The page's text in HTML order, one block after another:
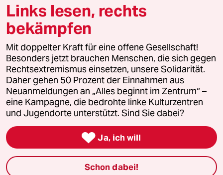
© 2026 taz Verlags und Vertriebs GmbH
Alle Rechte vorbehalten. Bei rechtlichen Fragen oder für Genehmigungen
wenden Sie sich bitte an
lizenzen@taz.de
Feedback Redaktionsstatut Kommune-Richtlinien
Leitlinie Informant Datenschutz Impressum AGB
Seitenwende Einwilligungen widerrufen (Ads)
Links lesen, rechts
bekämpfen
Mit doppelter Kraft für eine offene Gesellschaft!
Besonders jetzt brauchen Menschen, die sich gegen
Rechtsextremismus einsetzen, unsere Solidarität.
Daher gehen 50 Prozent der Einnahmen aus
Neuanmeldungen an „Alles beginnt im Zentrum“ –
eine Kampagne, die bedrohte linke Kulturzentren
und Jugendorte unterstützt. Sind Sie dabei?
 Ja, ich will
Schon dabei!